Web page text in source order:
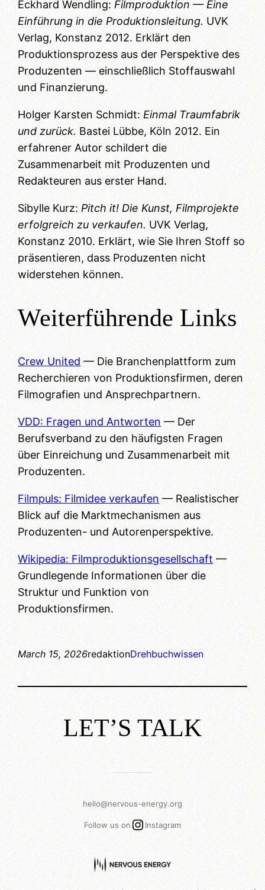
Eckhard Wendling: Filmproduktion — Eine
Einführung in die Produktionsleitung. UVK
Verlag, Konstanz 2012. Erklärt den
Produktionsprozess aus der Perspektive des
Produzenten — einschließlich Stoffauswahl
und Finanzierung.
Holger Karsten Schmidt: Einmal Traumfabrik
und zurück. Bastei Lübbe, Köln 2012. Ein
erfahrener Autor schildert die
Zusammenarbeit mit Produzenten und
Redakteuren aus erster Hand.
Sibylle Kurz: Pitch it! Die Kunst, Filmprojekte
erfolgreich zu verkaufen. UVK Verlag,
Konstanz 2010. Erklärt, wie Sie Ihren Stoff so
präsentieren, dass Produzenten nicht
widerstehen können.
Weiterführende Links
Crew United — Die Branchenplattform zum
Recherchieren von Produktionsfirmen, deren
Filmografien und Ansprechpartnern.
VDD: Fragen und Antworten — Der
Berufsverband zu den häufigsten Fragen
über Einreichung und Zusammenarbeit mit
Produzenten.
Filmpuls: Filmidee verkaufen — Realistischer
Blick auf die Marktmechanismen aus
Produzenten- und Autorenperspektive.
Wikipedia: Filmproduktionsgesellschaft —
Grundlegende Informationen über die
Struktur und Funktion von
Produktionsfirmen.
March 15, 2026redaktionDrehbuchwissen
LET’S TALK
hello@nervous-energy.org
Follow us on Instagram
Instagram